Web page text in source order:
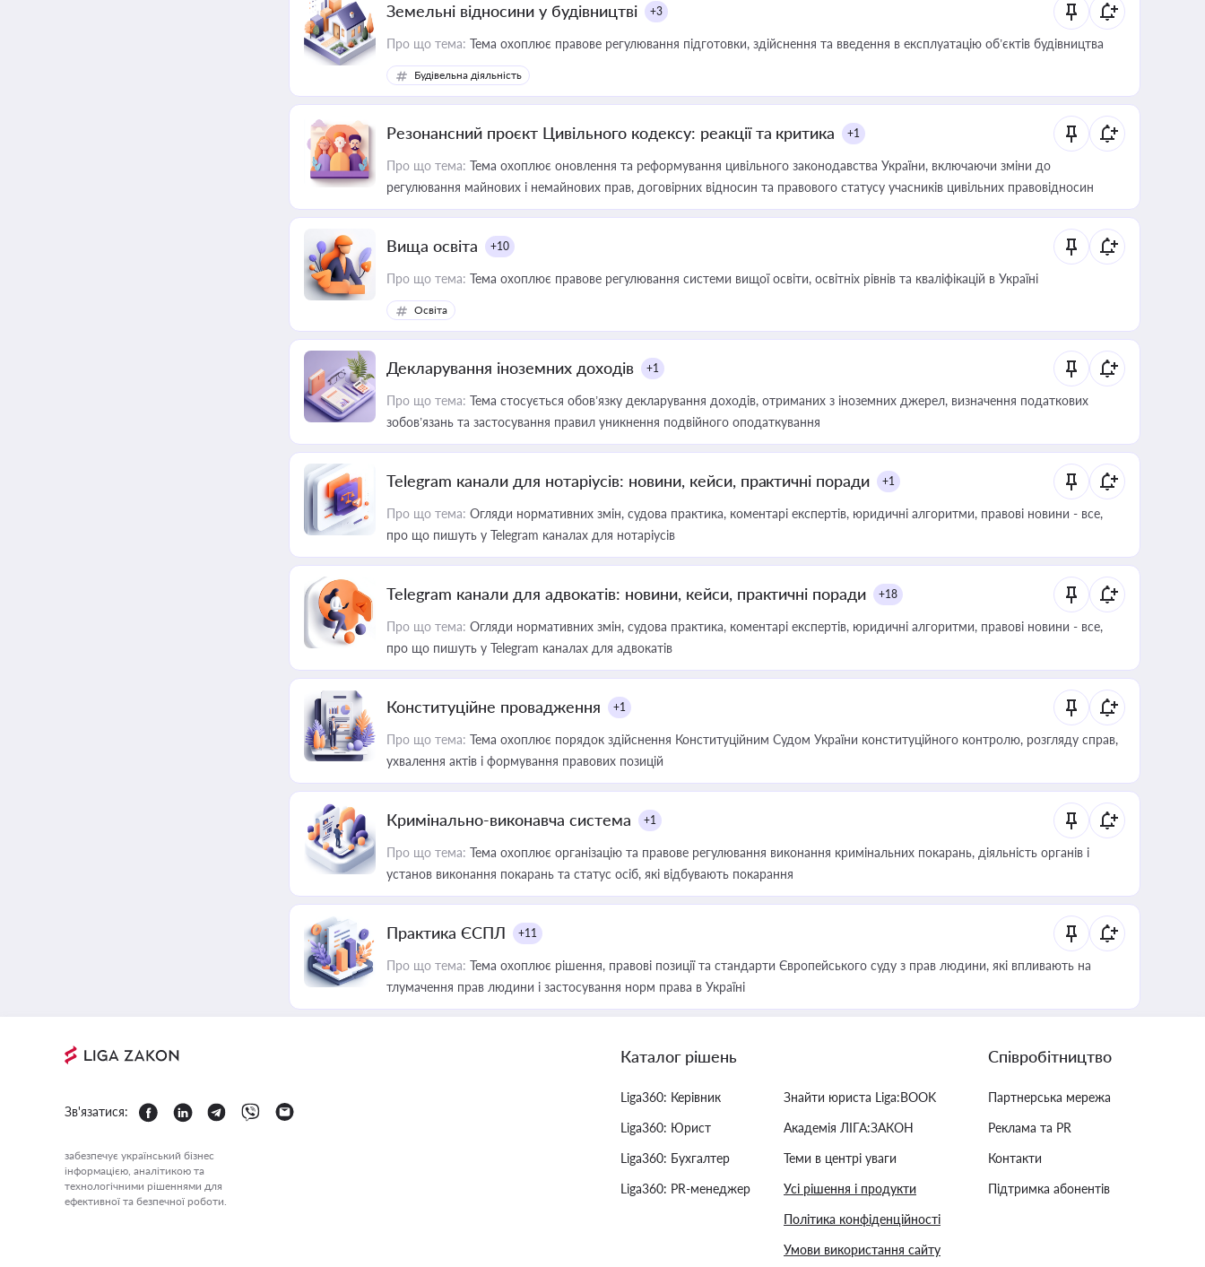
Земельні відносини у будівництві +3
Про що тема: Тема охоплює правове регулювання підготовки, здійснення та введення в експлуатацію об’єктів будівництва
Будівельна діяльність
Резонансний проєкт Цивільного кодексу: реакції та критика +1
Про що тема: Тема охоплює оновлення та реформування цивільного законодавства України, включаючи зміни до
регулювання майнових і немайнових прав, договірних відносин та правового статусу учасників цивільних правовідносин
Вища освіта +10
Про що тема: Тема охоплює правове регулювання системи вищої освіти, освітніх рівнів та кваліфікацій в Україні
Освіта
Декларування іноземних доходів +1
Про що тема: Тема стосується обов’язку декларування доходів, отриманих з іноземних джерел, визначення податкових
зобов’язань та застосування правил уникнення подвійного оподаткування
Telegram канали для нотаріусів: новини, кейси, практичні поради +1
Про що тема: Огляди нормативних змін, судова практика, коментарі експертів, юридичні алгоритми, правові новини - все,
про що пишуть у Telegram каналах для нотаріусів
Telegram канали для адвокатів: новини, кейси, практичні поради +18
Про що тема: Огляди нормативних змін, судова практика, коментарі експертів, юридичні алгоритми, правові новини - все,
про що пишуть у Telegram каналах для адвокатів
Конституційне провадження +1
Про що тема: Тема охоплює порядок здійснення Конституційним Судом України конституційного контролю, розгляду справ,
ухвалення актів і формування правових позицій
Кримінально-виконавча система +1
Про що тема: Тема охоплює організацію та правове регулювання виконання кримінальних покарань, діяльність органів і
установ виконання покарань та статус осіб, які відбувають покарання
Практика ЄСПЛ +11
Про що тема: Тема охоплює рішення, правові позиції та стандарти Європейського суду з прав людини, які впливають на
тлумачення прав людини і застосування норм права в Україні
Зв'язатися:
забезпечує український бізнес
інформацією, аналітикою та
технологічними рішеннями для
ефективної та безпечної роботи.
Каталог рішень
Liga360: Керівник
Liga360: Юрист
Liga360: Бухгалтер
Liga360: PR-менеджер
Знайти юриста Liga:BOOK
Академія ЛІГА:ЗАКОН
Теми в центрі уваги
Усі рішення і продукти
Політика конфіденційності
Умови використання сайту
Співробітництво
Партнерська мережа
Реклама та PR
Контакти
Підтримка абонентів